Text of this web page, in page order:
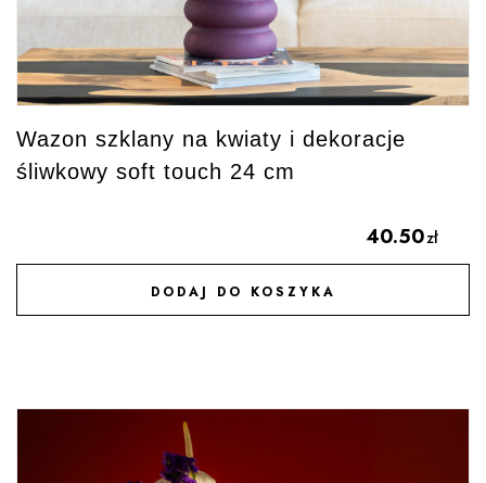
Wazon szklany na kwiaty i dekoracje
śliwkowy soft touch 24 cm
40.50zł
DODAJ DO KOSZYKA
DODAJ DO ULUBIONYCH